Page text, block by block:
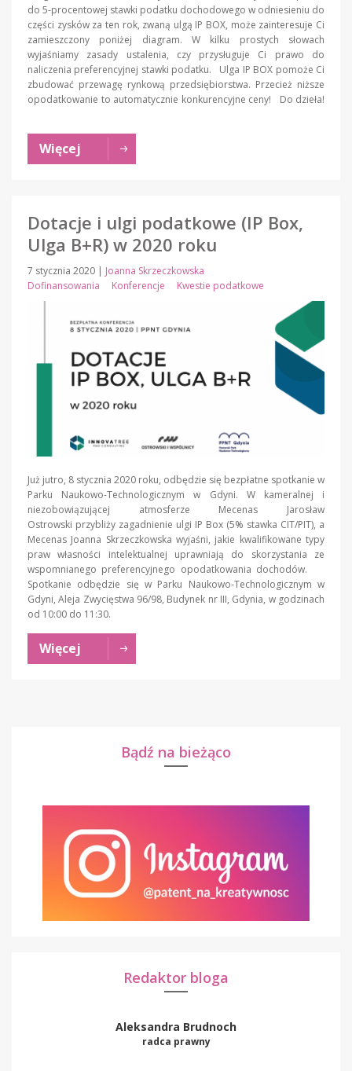
do 5-procentowej stawki podatku dochodowego w odniesieniu do
części zysków za ten rok, zwaną ulgą IP BOX, może zainteresuje Ci
zamieszczony poniżej diagram. W kilku prostych słowach
wyjaśniamy zasady ustalenia, czy przysługuje Ci prawo do
naliczenia preferencyjnej stawki podatku. Ulga IP BOX pomoże Ci
zbudować przewagę rynkową przedsiębiorstwa. Przecież niższe
opodatkowanie to automatycznie konkurencyjne ceny! Do dzieła!
Więcej
Dotacje i ulgi podatkowe (IP Box,
Ulga B+R) w 2020 roku
7 stycznia 2020 | Joanna Skrzeczkowska
Dofinansowania
Konferencje Kwestie podatkowe
Już jutro, 8 stycznia 2020 roku, odbędzie się bezpłatne spotkanie w
Parku Naukowo-Technologicznym w Gdyni. W kameralnej i
niezobowiązującej atmosferze Mecenas Jarosław
Ostrowski przybliży zagadnienie ulgi IP Box (5% stawka CIT/PIT), a
Mecenas Joanna Skrzeczkowska wyjaśni, jakie kwalifikowane typy
praw własności intelektualnej uprawniają do skorzystania ze
wspomnianego preferencyjnego opodatkowania dochodów.
Spotkanie odbędzie się w Parku Naukowo-Technologicznym w
Gdyni, Aleja Zwycięstwa 96/98, Budynek nr III, Gdynia, w godzinach
od 10:00 do 11:30.
Więcej
Bądź na bieżąco
Redaktor bloga
Aleksandra Brudnoch
radca prawny